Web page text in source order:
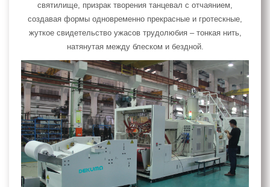
святилище, призрак творения танцевал с отчаянием,
создавая формы одновременно прекрасные и гротескные,
жуткое свидетельство ужасов трудолюбия – тонкая нить,
натянутая между блеском и бездной.